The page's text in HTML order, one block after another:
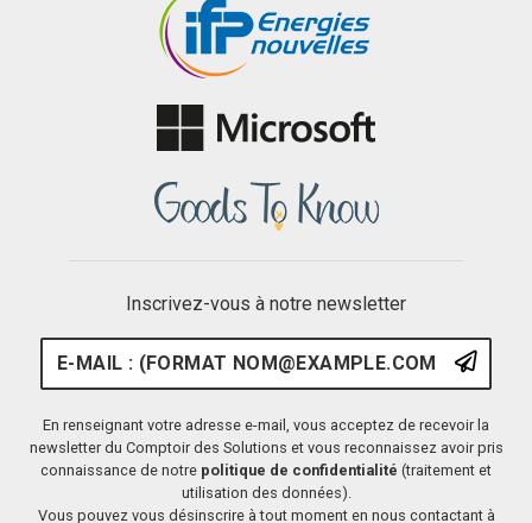
Inscrivez-vous à notre newsletter
E-mail : (format
En renseignant votre adresse e-mail, vous acceptez de recevoir la
newsletter du Comptoir des Solutions et vous reconnaissez avoir pris
connaissance de notre politique de confidentialité (traitement et
utilisation des données).
Vous pouvez vous désinscrire à tout moment en nous contactant à